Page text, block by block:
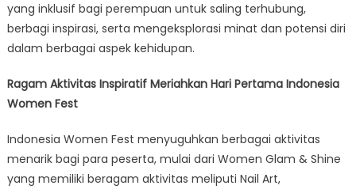
yang inklusif bagi perempuan untuk saling terhubung,
berbagi inspirasi, serta mengeksplorasi minat dan potensi diri
dalam berbagai aspek kehidupan.
Ragam Aktivitas Inspiratif Meriahkan Hari Pertama Indonesia
Women Fest
Indonesia Women Fest menyuguhkan berbagai aktivitas
menarik bagi para peserta, mulai dari Women Glam & Shine
yang memiliki beragam aktivitas meliputi Nail Art,